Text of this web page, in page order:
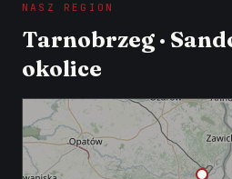
NASZ REGION
Tarnobrzeg ·
okolice